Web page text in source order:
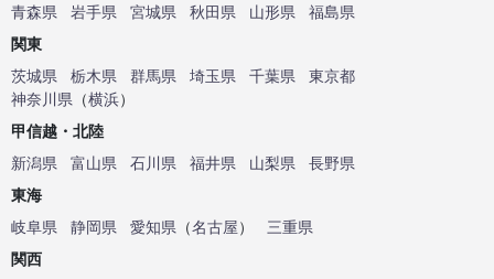
青森県
岩手県 宮城県 秋田県 山形県
福島県
関東
茨城県
栃木県 群馬県 埼玉県 千葉県
東京都
神奈川県 （横浜）
甲信越・北陸
新潟県
富山県 石川県 福井県 山梨県
長野県
東海
岐阜県
静岡県 愛知県 （名古屋）
三重県
関西